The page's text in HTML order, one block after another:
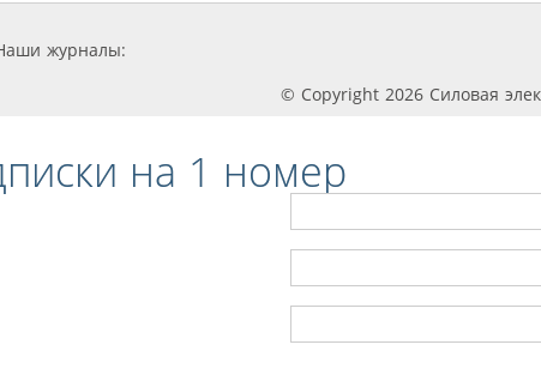
журналы:
© Copyright 2026 Силовая
на 1 номер